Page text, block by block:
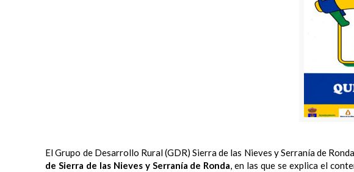
El Grupo de Desarrollo Rural (GDR) Sierra de las Nieves y Serranía de
de Sierra de las Nieves y Serranía de Ronda, en las que se explica el